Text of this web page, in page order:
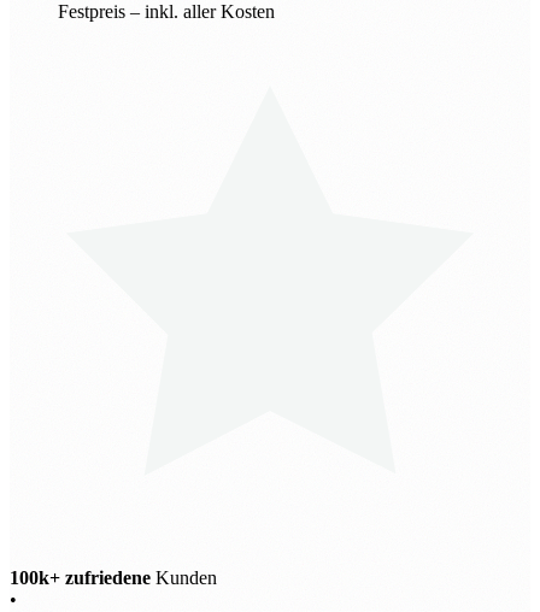
Festpreis – inkl. aller Kosten
100k+ zufriedene Kunden
•